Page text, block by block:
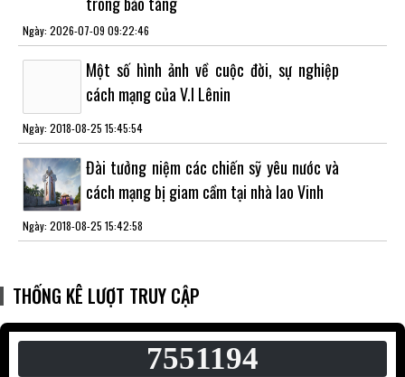
Ngày: 2026-07-09 09:22:46
Một số hình ảnh về cuộc đời, sự nghiệp
cách mạng của V.I Lênin
Ngày: 2018-08-25 15:45:54
Đài tưởng niệm các chiến sỹ yêu nước và
cách mạng bị giam cầm tại nhà lao Vinh
Ngày: 2018-08-25 15:42:58
THỐNG KÊ LƯỢT TRUY CẬP
7551194